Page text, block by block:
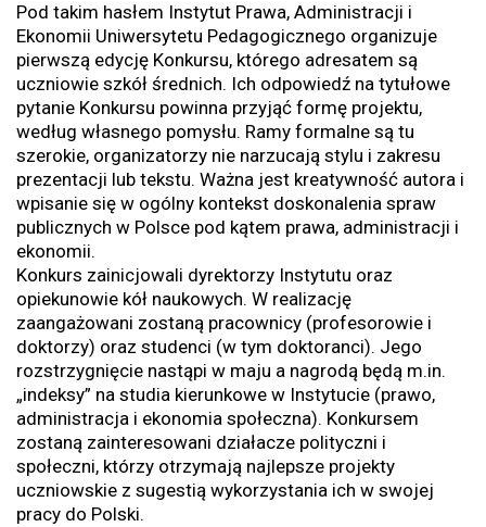
Pod takim hasłem Instytut Prawa, Administracji i
Ekonomii Uniwersytetu Pedagogicznego organizuje
pierwszą edycję Konkursu, którego adresatem są
uczniowie szkół średnich. Ich odpowiedź na tytułowe
pytanie Konkursu powinna przyjąć formę projektu,
według własnego pomysłu. Ramy formalne są tu
szerokie, organizatorzy nie narzucają stylu i zakresu
prezentacji lub tekstu. Ważna jest kreatywność autora i
wpisanie się w ogólny kontekst doskonalenia spraw
publicznych w Polsce pod kątem prawa, administracji i
ekonomii.
Konkurs zainicjowali dyrektorzy Instytutu oraz
opiekunowie kół naukowych. W realizację
zaangażowani zostaną pracownicy (profesorowie i
doktorzy) oraz studenci (w tym doktoranci). Jego
rozstrzygnięcie nastąpi w maju a nagrodą będą m.in.
„indeksy” na studia kierunkowe w Instytucie (prawo,
administracja i ekonomia społeczna). Konkursem
zostaną zainteresowani działacze polityczni i
społeczni, którzy otrzymają najlepsze projekty
uczniowskie z sugestią wykorzystania ich w swojej
pracy do Polski.